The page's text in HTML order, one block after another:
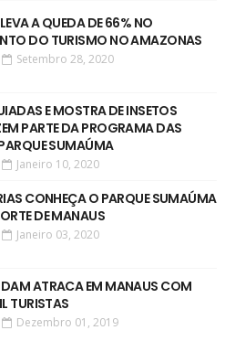
A QUEDA DE 66% NO
DO TURISMO NO AMAZONAS
Setembro 28, 2020
E MOSTRA DE INSETOS
PARTE DA PROGRAMA DAS
SUMAÚMA
Janeiro 10, 2020
CONHEÇA O PARQUE SUMAÚMA
DE MANAUS
Janeiro 03, 2020
ATRACA EM MANAUS COM
TURISTAS
Dezembro 01, 2019